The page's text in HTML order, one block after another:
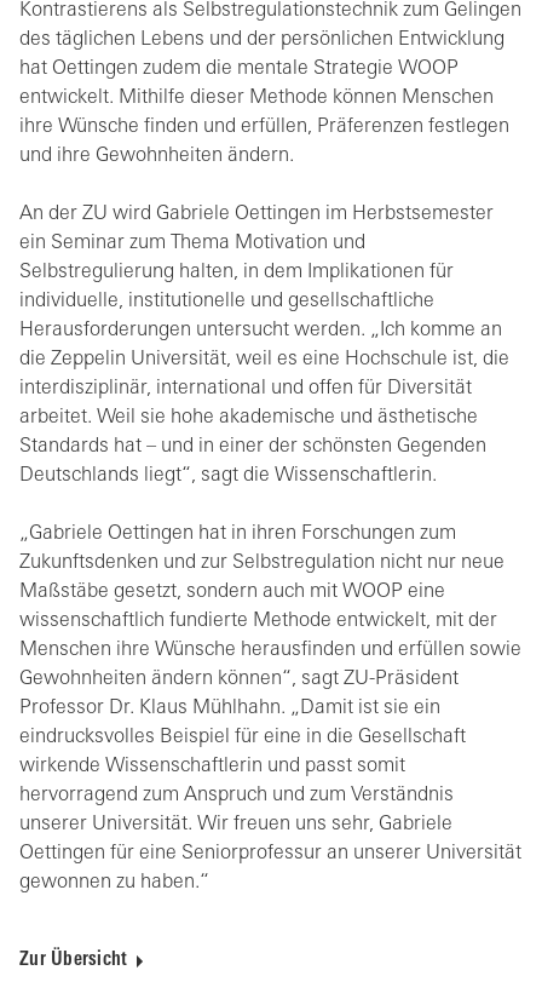
Kontrastierens als Selbstregulationstechnik zum Gelingen
des täglichen Lebens und der persönlichen Entwicklung
hat Oettingen zudem die mentale Strategie WOOP
entwickelt. Mithilfe dieser Methode können Menschen
ihre Wünsche finden und erfüllen, Präferenzen festlegen
und ihre Gewohnheiten ändern.
An der ZU wird Gabriele Oettingen im Herbstsemester
ein Seminar zum Thema Motivation und
Selbstregulierung halten, in dem Implikationen für
individuelle, institutionelle und gesellschaftliche
Herausforderungen untersucht werden. „Ich komme an
die Zeppelin Universität, weil es eine Hochschule ist, die
interdisziplinär, international und offen für Diversität
arbeitet. Weil sie hohe akademische und ästhetische
Standards hat – und in einer der schönsten Gegenden
Deutschlands liegt“, sagt die Wissenschaftlerin.
„Gabriele Oettingen hat in ihren Forschungen zum
Zukunftsdenken und zur Selbstregulation nicht nur neue
Maßstäbe gesetzt, sondern auch mit WOOP eine
wissenschaftlich fundierte Methode entwickelt, mit der
Menschen ihre Wünsche herausfinden und erfüllen sowie
Gewohnheiten ändern können“, sagt ZU-Präsident
Professor Dr. Klaus Mühlhahn. „Damit ist sie ein
eindrucksvolles Beispiel für eine in die Gesellschaft
wirkende Wissenschaftlerin und passt somit
hervorragend zum Anspruch und zum Verständnis
unserer Universität. Wir freuen uns sehr, Gabriele
Oettingen für eine Seniorprofessur an unserer Universität
gewonnen zu haben.“
Zur Übersicht